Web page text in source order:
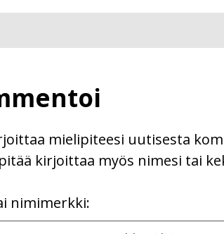
mielipiteesi uutisesta
kirjoittaa myös nimesi tai
nimimerkki:First
Name